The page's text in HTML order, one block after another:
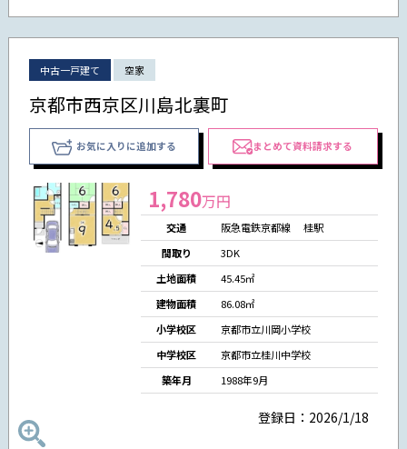
中古一戸建て 空家
京都市西京区川島北裏町
お気に入りに追加する まとめて資料請求する
1,780万円
交通
阪急電鉄京都線 桂駅
間取り
3DK
土地面積
45.45㎡
建物面積
86.08㎡
小学校区
京都市立川岡小学校
中学校区
京都市立桂川中学校
築年月
1988年9月
登録日：2026/1/18